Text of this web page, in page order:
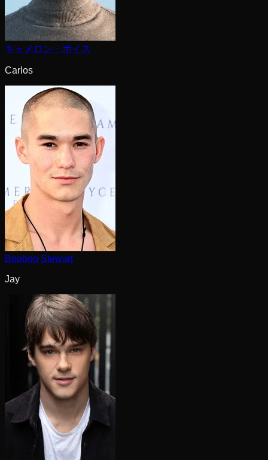
キャメロン・ボイス
Carlos
Booboo Stewart
Jay